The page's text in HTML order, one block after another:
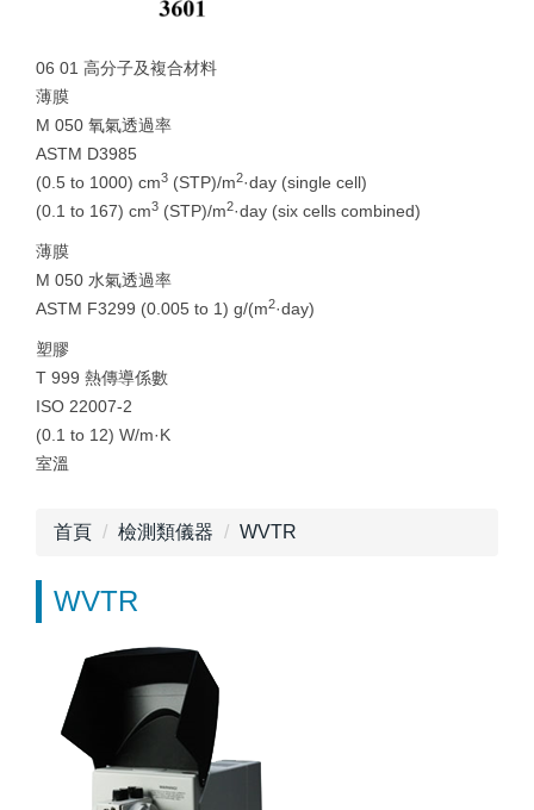
06 01 高分子及複合材料
薄膜
M 050 氧氣透過率
ASTM D3985
(0.5 to 1000) cm3 (STP)/m2·day (single cell)
(0.1 to 167) cm3 (STP)/m2·day (six cells combined)
薄膜
M 050 水氣透過率
ASTM F3299 (0.005 to 1) g/(m2·day)
塑膠
T 999 熱傳導係數
ISO 22007-2
(0.1 to 12) W/m·K
室溫
首頁 檢測類儀器 WVTR
WVTR